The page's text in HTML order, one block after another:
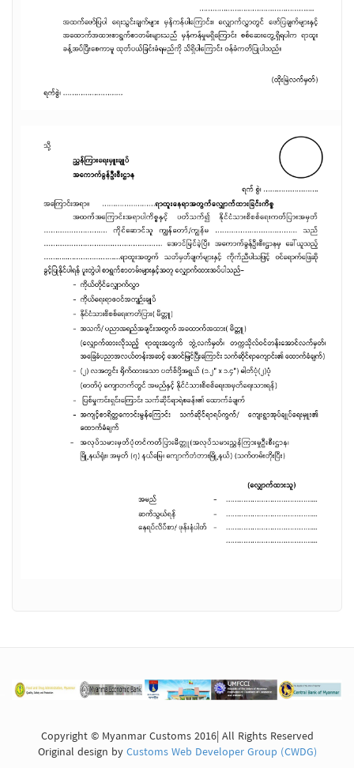
Copyright © Myanmar Customs 2016| All Rights Reserved
Original design byCustoms Web Developer Group (CWDG)